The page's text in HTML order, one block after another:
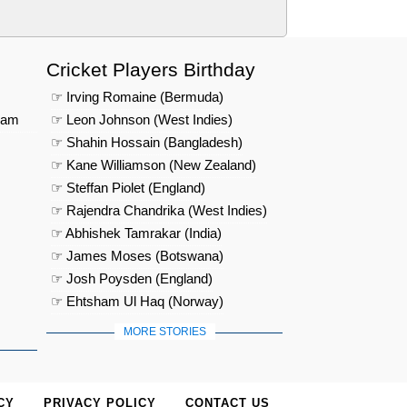
Cricket Players Birthday
☞ Irving Romaine (Bermuda)
☞ Leon Johnson (West Indies)
☞ Shahin Hossain (Bangladesh)
☞ Kane Williamson (New Zealand)
☞ Steffan Piolet (England)
☞ Rajendra Chandrika (West Indies)
☞ Abhishek Tamrakar (India)
☞ James Moses (Botswana)
☞ Josh Poysden (England)
☞ Ehtsham Ul Haq (Norway)
MORE STORIES
PRIVACY POLICY CONTACT US